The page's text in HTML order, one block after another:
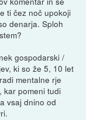
ti čez noč upokoji
denarja. Sploh
gospodarski /
ki so že 5, 10 let
mentalne rje
kar pomeni tudi
vsaj dnino od